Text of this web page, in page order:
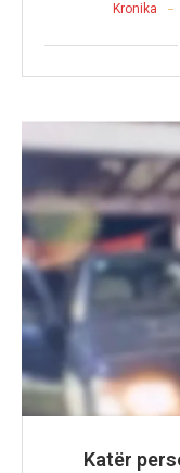
Kronika
Katër